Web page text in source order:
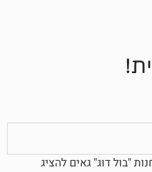
להציג